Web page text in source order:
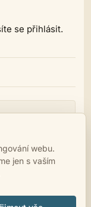
se přihlásit.
DÍLO →
Proč nenapsat
webu.
jen s vaším